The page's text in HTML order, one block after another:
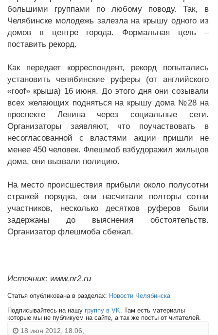
большими группами по любому поводу. Так, в
Челябинске молодежь залезла на крышу одного из
домов в центре города. Формальная цель –
поставить рекорд.
Как передает корреспондент, рекорд попытались
установить челябинские руферы (от английского
«roof» крыша) 16 июня. До этого дня они созывали
всех желающих подняться на крышу дома №28 на
проспекте Ленина через социальные сети.
Организаторы заявляют, что поучаствовать в
несогласованной с властями акции пришли не
менее 450 человек. Флешмоб взбудоражил жильцов
дома, они вызвали полицию.
На место происшествия прибыли около полусотни
стражей порядка, они насчитали полторы сотни
участников, несколько десятков руферов были
задержаны до выяснения обстоятельств.
Организатор флешмоба сбежал.
Источник: www.nr2.ru
Статья опубликована в разделах: Новости Челябинска
Подписывайтесь на нашу группу в VK. Там есть материалы
которые мы не публикуем на сайте, а так же посты от читателей.
18 июн 2012, 18:06,